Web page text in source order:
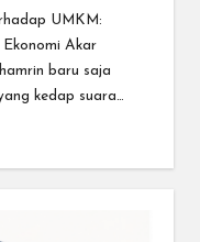
UMKM:
Akar
baru saja
kedap suara…